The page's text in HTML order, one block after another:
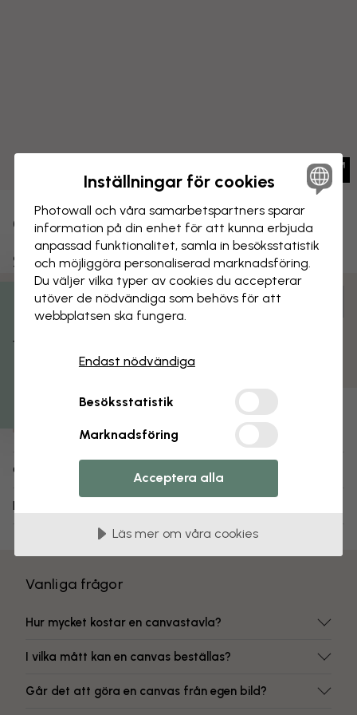
Skottland - Old Man of Storr
CANVASTAVLA Spara
Anpassa och beställ
Färdigmonterad och klar att hängas upp
Färgbeständiga tryck
Artikelnummer:
Om designen
Leverans och returer
Vanliga frågor
Hur mycket kostar en canvastavla?
I vilka mått kan en canvas beställas?
Går det att göra en canvas från egen bild?
Få 15% rabatt
Inställningar för cookies
Photowall och våra samarbets­partners sparar
information på din enhet för att kunna erbjuda
anpassad funktionalitet, samla in besöks­statistik
och möjliggöra personaliserad marknads­föring.
Du väljer vilka typer av cookies du accepterar
utöver de nödvändiga som behövs för att
webbplatsen ska fungera.
Endast nödvändiga
Besöksstatistik
Marknadsföring
Acceptera alla
Läs mer om våra cookies